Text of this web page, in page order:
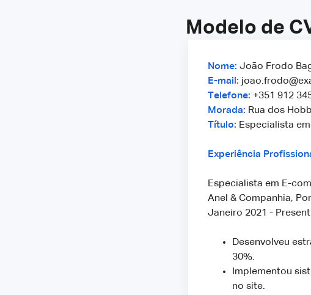
Modelo de
Nome: João Frodo
E-mail:
Telefone: +351 912
Morada: Rua dos
Título: Especialista
Experiência
Especialista em E-
Anel & Companhia,
Janeiro 2021 -
Desenvolveu
30%.
Implementou
no site.